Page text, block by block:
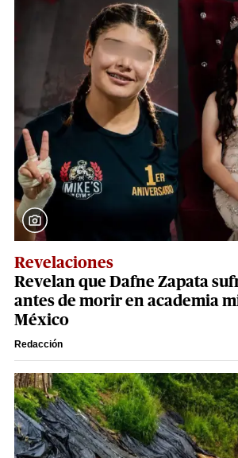
Revelaciones
Revelan que Dafne Zapata
antes de morir en academia
México
Redacción